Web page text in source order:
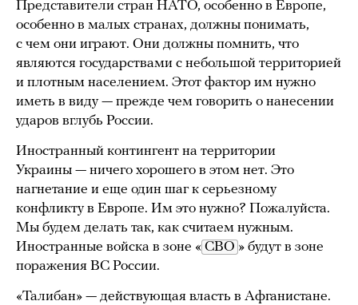
Представители стран НАТО, особенно в Европе,
особенно в малых странах, должны понимать,
с чем они играют. Они должны помнить, что
являются государствами с небольшой территорией
и плотным населением. Этот фактор им нужно
иметь в виду — прежде чем говорить о нанесении
ударов вглубь России.
Иностранный контингент на территории
Украины — ничего хорошего в этом нет. Это
нагнетание и еще один шаг к серьезному
конфликту в Европе. Им это нужно? Пожалуйста.
Мы будем делать так, как считаем нужным.
Иностранные войска в зоне « СВО » будут в зоне
поражения ВС России.
«Талибан» — действующая власть в Афганистане.